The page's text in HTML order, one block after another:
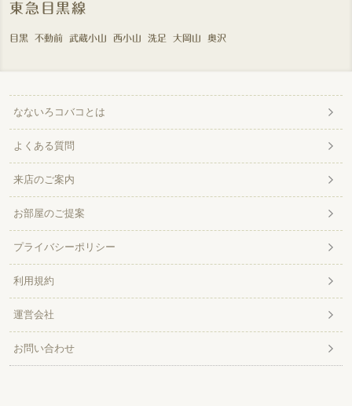
東急目黒線
目黒 不動前 武蔵小山 西小山 洗足 大岡山 奥沢
なないろコバコとは
よくある質問
来店のご案内
お部屋のご提案
プライバシーポリシー
利用規約
運営会社
お問い合わせ